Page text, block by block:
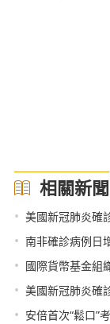
相關新聞
• 美國新冠肺炎確
• 南非確診病例日
• 國際貨幣基金組
• 美國新冠肺炎確
• 安倍首次“鬆口”